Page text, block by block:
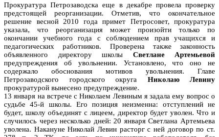
Прокуратура Петрозаводска еще в декабре провела проверку
предстоящей реорганизации. Отметив, что окончательное
решение весной 2010 года примет Петросовет, прокуратура
указала, что реорганизация может произойти только по
окончании учебного года с соблюдением прав учащихся и
педагогических работников. Проверена также законность
объявленного директору школы Светлане Артемьевой
предупреждения об увольнении. Установлено, что оно не
содержало обоснования мотивов увольнения. Главе
Петрозаводского городского округа Николаю Левину
прокуратурой вынесено предупреждение.
13 января на встрече с Николаем Левиным я задала ему вопрос о
судьбе 45-й школы. Его позиция неизменна: отступлений не
будет, школу объединят с лицеем, директор будет уволен. Что и
случилось через несколько дней: 20 января Светлана Артемьева
уволена. Накануне Николай Левин расторг с ней договор по ст.